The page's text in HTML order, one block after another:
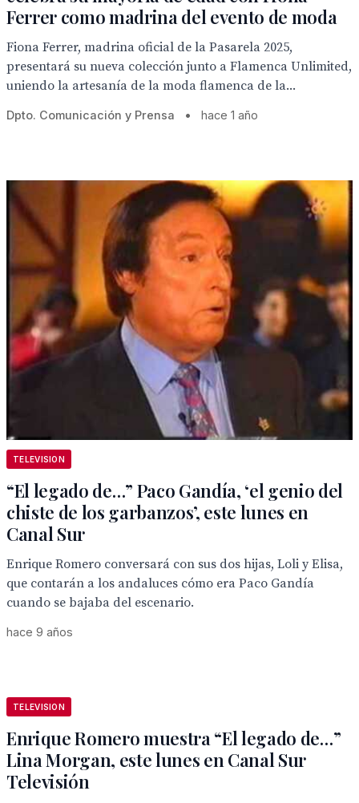
Ferrer como madrina del evento de moda
Fiona Ferrer, madrina oficial de la Pasarela 2025,
presentará su nueva colección junto a Flamenca Unlimited,
uniendo la artesanía de la moda flamenca de la...
Dpto. Comunicación y Prensa • hace 1 año
TELEVISION
“El legado de…” Paco Gandía, ‘el genio del
chiste de los garbanzos’, este lunes en
Canal Sur
Enrique Romero conversará con sus dos hijas, Loli y Elisa,
que contarán a los andaluces cómo era Paco Gandía
cuando se bajaba del escenario.
hace 9 años
TELEVISION
Enrique Romero muestra “El legado de…”
Lina Morgan, este lunes en Canal Sur
Televisión